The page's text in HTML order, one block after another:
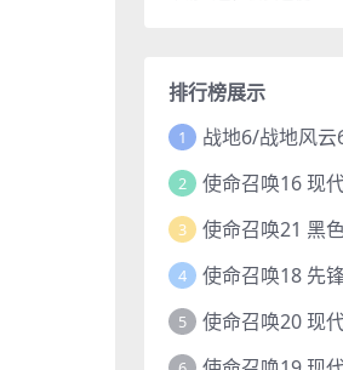
排行榜展示
1
2
3
4 使命召唤18 先
5